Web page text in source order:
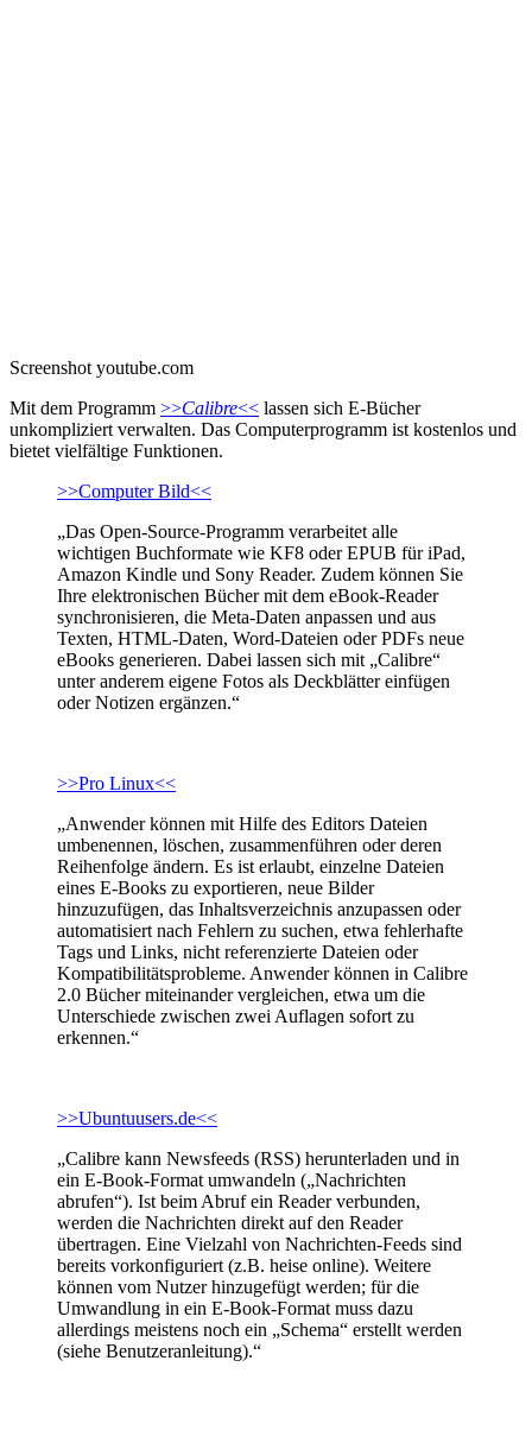
Screenshot youtube.com
Mit dem Programm >>Calibre<< lassen sich E-Bücher
unkompliziert verwalten. Das Computerprogramm ist kostenlos und
bietet vielfältige Funktionen.
>>Computer Bild<<
„Das Open-Source-Programm verarbeitet alle
wichtigen Buchformate wie KF8 oder EPUB für iPad,
Amazon Kindle und Sony Reader. Zudem können Sie
Ihre elektronischen Bücher mit dem eBook-Reader
synchronisieren, die Meta-Daten anpassen und aus
Texten, HTML-Daten, Word-Dateien oder PDFs neue
eBooks generieren. Dabei lassen sich mit „Calibre“
unter anderem eigene Fotos als Deckblätter einfügen
oder Notizen ergänzen.“
>>Pro Linux<<
„Anwender können mit Hilfe des Editors Dateien
umbenennen, löschen, zusammenführen oder deren
Reihenfolge ändern. Es ist erlaubt, einzelne Dateien
eines E-Books zu exportieren, neue Bilder
hinzuzufügen, das Inhaltsverzeichnis anzupassen oder
automatisiert nach Fehlern zu suchen, etwa fehlerhafte
Tags und Links, nicht referenzierte Dateien oder
Kompatibilitätsprobleme. Anwender können in Calibre
2.0 Bücher miteinander vergleichen, etwa um die
Unterschiede zwischen zwei Auflagen sofort zu
erkennen.“
>>Ubuntuusers.de<<
„Calibre kann Newsfeeds (RSS) herunterladen und in
ein E-Book-Format umwandeln („Nachrichten
abrufen“). Ist beim Abruf ein Reader verbunden,
werden die Nachrichten direkt auf den Reader
übertragen. Eine Vielzahl von Nachrichten-Feeds sind
bereits vorkonfiguriert (z.B. heise online). Weitere
können vom Nutzer hinzugefügt werden; für die
Umwandlung in ein E-Book-Format muss dazu
allerdings meistens noch ein „Schema“ erstellt werden
(siehe Benutzeranleitung).“